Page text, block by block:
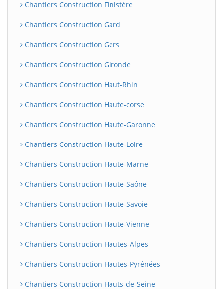
Chantiers Construction Finistère
Chantiers Construction Gard
Chantiers Construction Gers
Chantiers Construction Gironde
Chantiers Construction Haut-Rhin
Chantiers Construction Haute-corse
Chantiers Construction Haute-Garonne
Chantiers Construction Haute-Loire
Chantiers Construction Haute-Marne
Chantiers Construction Haute-Saône
Chantiers Construction Haute-Savoie
Chantiers Construction Haute-Vienne
Chantiers Construction Hautes-Alpes
Chantiers Construction Hautes-Pyrénées
Chantiers Construction Hauts-de-Seine